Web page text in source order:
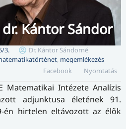
Kántor Sándor
3.
Dr. Kántor Sándorné
, megemlékezés
Facebook
Nyomtatás
Matematikai Intézete Analízis
adjunktusa életének 91.
én hirtelen eltávozott az élők